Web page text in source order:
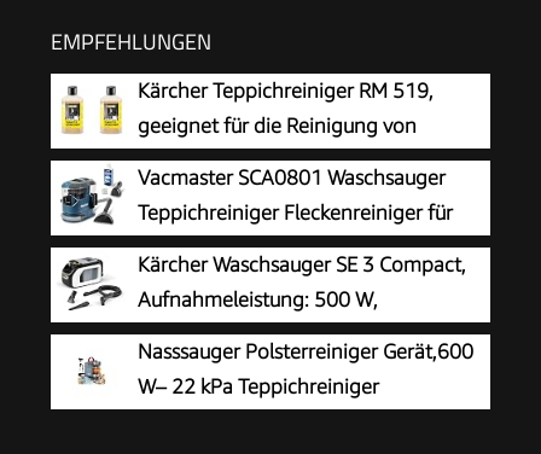
EMPFEHLUNGEN
Kärcher Teppichreiniger RM 519,
geeignet für die Reinigung von
Teppichböden, Polstern, Autositzen
etc., 1l Konzentrat ergeben verdünnt 40l
Reinigungsmittel (Packung mit 2)
Vacmaster SCA0801 Waschsauger
Teppichreiniger Fleckenreiniger für
Teppiche, Vorleger, Polster, Treppen
und Autos | Nass-Trocken-Sauger Starke
Saugkraft Wasser Waschen Dekontamination |
800 W
Kärcher Waschsauger SE 3 Compact,
Aufnahmeleistung: 500 W,
Frischwassertank: 1,7 l, Fläche: 2,76
m2, Gewicht: 4,1 kg, Sprühsaugschlauch,
Waschpolsterdüse und Waschfugendüse, Weiß
Nasssauger Polsterreiniger Gerät,600
W– 22 kPa Teppichreiniger